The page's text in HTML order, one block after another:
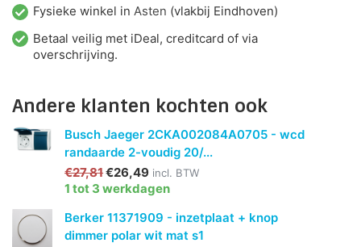
Fysieke winkel in Asten (vlakbij Eindhoven)
Betaal veilig met iDeal, creditcard of via
overschrijving.
Andere klanten kochten ook
Busch Jaeger 2CKA002084A0705 - wcd
randaarde 2-voudig 20/...
€27,81€26,49 incl. BTW
1 tot 3 werkdagen
Berker 11371909 - inzetplaat + knop
dimmer polar wit mat s1